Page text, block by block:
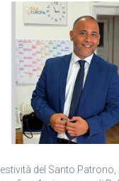
del Santo